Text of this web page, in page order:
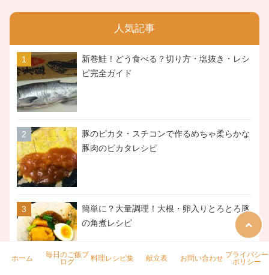
人気記事
新巻鮭！どう食べる？切り方・塩抜き・レシ
ピ完全ガイド
豚のピカタ・スチコンで作るめちゃ柔らかな
豚肉のピカタレシピ
簡単に？大量調理！大根・卵入りとろとろ豚
の角煮レシピ
ホーム
毎日のご飯ブ
ログ
料理レシピ集 献立表 お問い合わせ プライバシー
ポリシー